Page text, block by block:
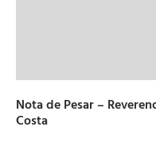
Nota de Pesar –
Costa